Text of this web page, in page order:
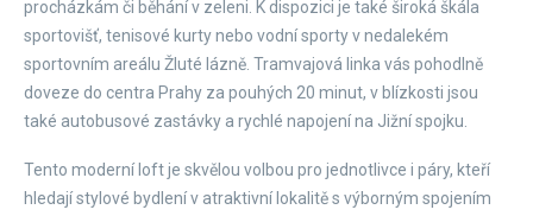
procházkám či běhání v zeleni. K dispozici je také široká škála
sportovišť, tenisové kurty nebo vodní sporty v nedalekém
sportovním areálu Žluté lázně. Tramvajová linka vás pohodlně
doveze do centra Prahy za pouhých 20 minut, v blízkosti jsou
také autobusové zastávky a rychlé napojení na Jižní spojku.
Tento moderní loft je skvělou volbou pro jednotlivce i páry, kteří
hledají stylové bydlení v atraktivní lokalitě s výborným spojením